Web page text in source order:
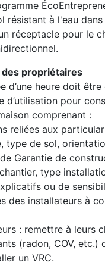
résistant à l'eau
réceptacle pour le
des propriétaires
d’une heure doit
d’utilisation pour
comprenant :
reliées aux
type de sol,
Garantie de
type
ou de
des installateurs à
: remettre à leurs
(radon, COV, etc.)
un VRC.